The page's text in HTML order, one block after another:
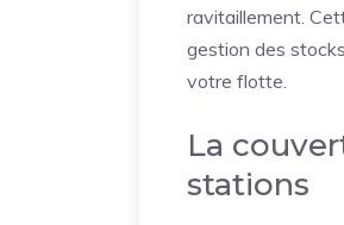
ravitaillement.
gestion des
votre flotte.
La
stations